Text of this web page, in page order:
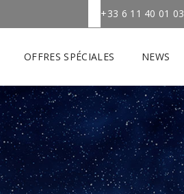
+33 6 11 40 01 03
OFFRES SPÉCIALES NEWS